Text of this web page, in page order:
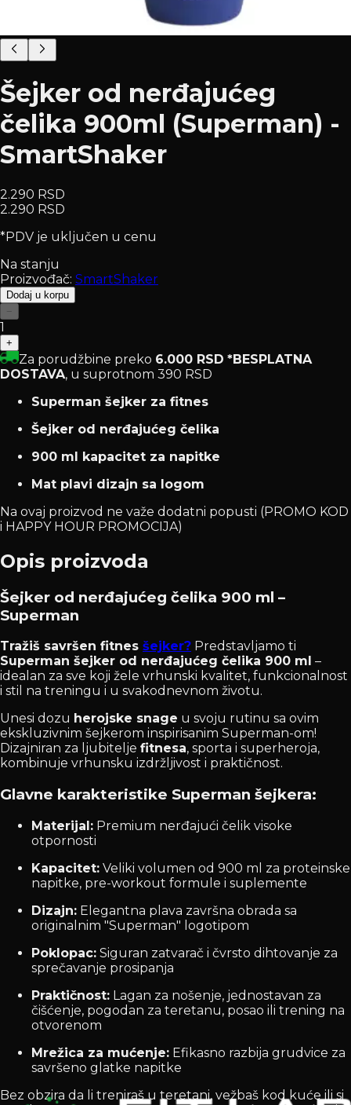
Šejker od nerđajućeg
čelika 900ml (Superman) -
SmartShaker
2.290 RSD
2.290 RSD
*PDV je uključen u cenu
Na stanju
Proizvođač: SmartShaker
Dodaj u korpu
−
1
+
Za porudžbine preko 6.000 RSD *BESPLATNA
DOSTAVA, u suprotnom 390 RSD
Superman šejker za fitnes
Šejker od nerđajućeg čelika
900 ml kapacitet za napitke
Mat plavi dizajn sa logom
Na ovaj proizvod ne važe dodatni popusti (PROMO KOD
i HAPPY HOUR PROMOCIJA)
Opis proizvoda
Šejker od nerđajućeg čelika 900 ml –
Superman
Tražiš savršen fitnes šejker? Predstavljamo ti
Superman šejker od nerđajućeg čelika 900 ml –
idealan za sve koji žele vrhunski kvalitet, funkcionalnost
i stil na treningu i u svakodnevnom životu.
Unesi dozu herojske snage u svoju rutinu sa ovim
ekskluzivnim šejkerom inspirisanim Superman-om!
Dizajniran za ljubitelje fitnesa, sporta i superheroja,
kombinuje vrhunsku izdržljivost i praktičnost.
Glavne karakteristike Superman šejkera:
Materijal: Premium nerđajući čelik visoke
otpornosti
Kapacitet: Veliki volumen od 900 ml za proteinske
napitke, pre-workout formule i suplemente
Dizajn: Elegantna plava završna obrada sa
originalnim "Superman" logotipom
Poklopac: Siguran zatvarač i čvrsto dihtovanje za
sprečavanje prosipanja
Praktičnost: Lagan za nošenje, jednostavan za
čišćenje, pogodan za teretanu, posao ili trening na
otvorenom
Mrežica za mućenje: Efikasno razbija grudvice za
savršeno glatke napitke
Bez obzira da li treniraš u teretani, vežbaš kod kuće ili si